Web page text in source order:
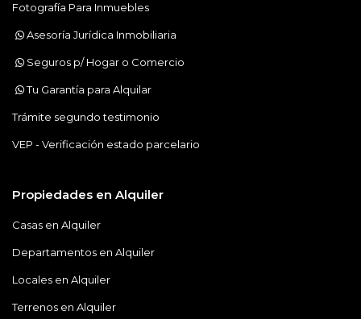
Fotografía Para Inmuebles
Asesoría Jurídica Inmobiliaria
Seguros p/ Hogar o Comercio
Tu Garantía para Alquilar
Trámite segundo testimonio
VEP - Verificación estado parcelario
Propiedades en Alquiler
Casas en Alquiler
Departamentos en Alquiler
Locales en Alquiler
Terrenos en Alquiler